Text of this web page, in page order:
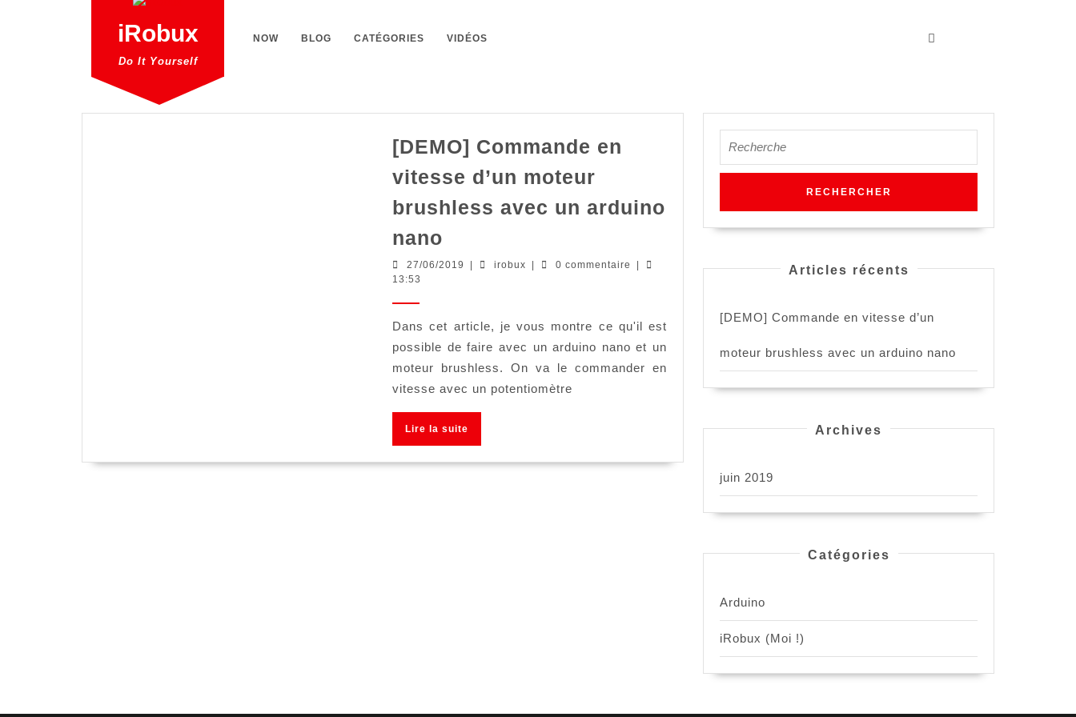
iRobux
Do It Yourself
NOW BLOG CATÉGORIES VIDÉOS
[DEMO] Commande en
vitesse d’un moteur
brushless avec un arduino
nano
Commande
d’un
moteur
brushless
avec
un
arduino
nano
27/06/2019 27/06/2019
irobuxirobux0 commentaire
13:53
Dans cet article, je vous montre ce qu'il est
possible de faire avec un arduino nano et un
moteur brushless. On va le commander en
vitesse avec un potentiomètre
Lire la suite
for:
Articles récents
[DEMO] Commande en vitesse d’un
moteur brushless avec un arduino nano
Archives
juin 2019
Catégories
Arduino
iRobux (Moi !)